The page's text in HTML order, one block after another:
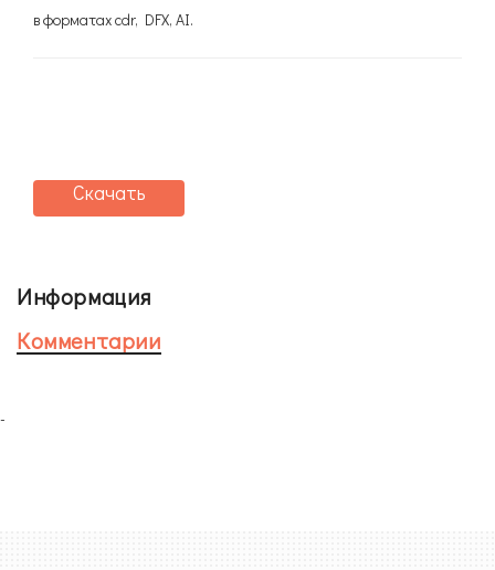
в форматах cdr, DFX, AI.
Скачать
Информация
Комментарии
-